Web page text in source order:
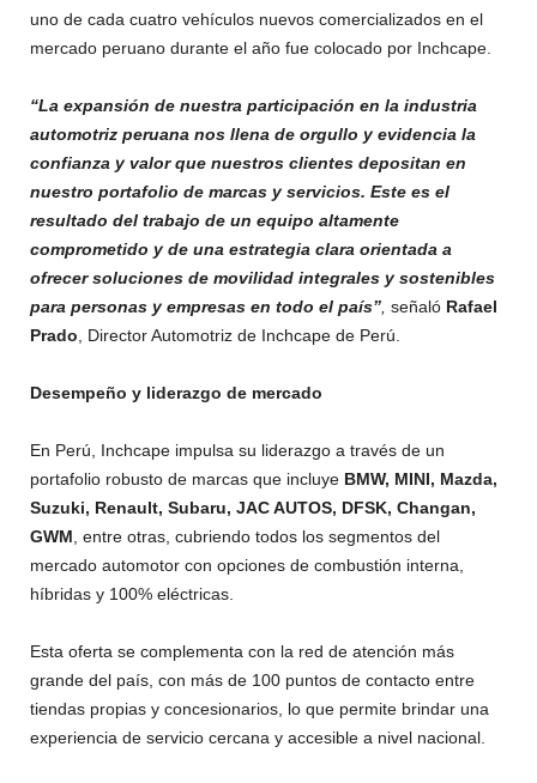
uno de cada cuatro vehículos nuevos comercializados en el
mercado peruano durante el año fue colocado por Inchcape.​​
“La expansión de nuestra participación en la industria
automotriz peruana nos llena de orgullo y evidencia la
confianza y valor que nuestros clientes depositan en
nuestro portafolio de marcas y servicios. Este es el
resultado del trabajo de un equipo altamente
comprometido y de una estrategia clara orientada a
ofrecer soluciones de movilidad integrales y sostenibles
para personas y empresas en todo el país” señaló Rafael
Prado , Director Automotriz de Inchcape de Perú.
Desempeño y liderazgo de mercado
En Perú, Inchcape impulsa su liderazgo a través de un
portafolio robusto de marcas que incluye BMW, MINI, Mazda,
Suzuki, Renault, Subaru, JAC AUTOS, DFSK, Changan,
GWM , entre otras, cubriendo todos los segmentos del
mercado automotor con opciones de combustión interna,
híbridas y 100% eléctricas.
Esta oferta se complementa con la red de atención más
grande del país, con más de 100 puntos de contacto entre
tiendas propias y concesionarios, lo que permite brindar una
experiencia de servicio cercana y accesible a nivel nacional.​​